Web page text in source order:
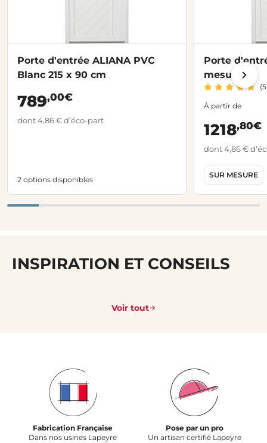
Porte d'entrée ALIANA PVC
Blanc 215 x 90 cm
789,00€
dont 4,86 € d’éco-part
2 options disponibles
Porte
mesure
À partir de
1218,80€
dont 4,86 €
SUR MESURE
INSPIRATION ET CONSEILS
Voir tout
Fabrication Française
Dans nos usines Lapeyre
Pose par un pro
Un artisan certifié Lapeyre